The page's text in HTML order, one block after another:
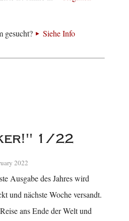
gesucht?
Siehe Info
1/22
2022
Ausgabe des Jahres wird
und nächste Woche versandt.
ans Ende der Welt und